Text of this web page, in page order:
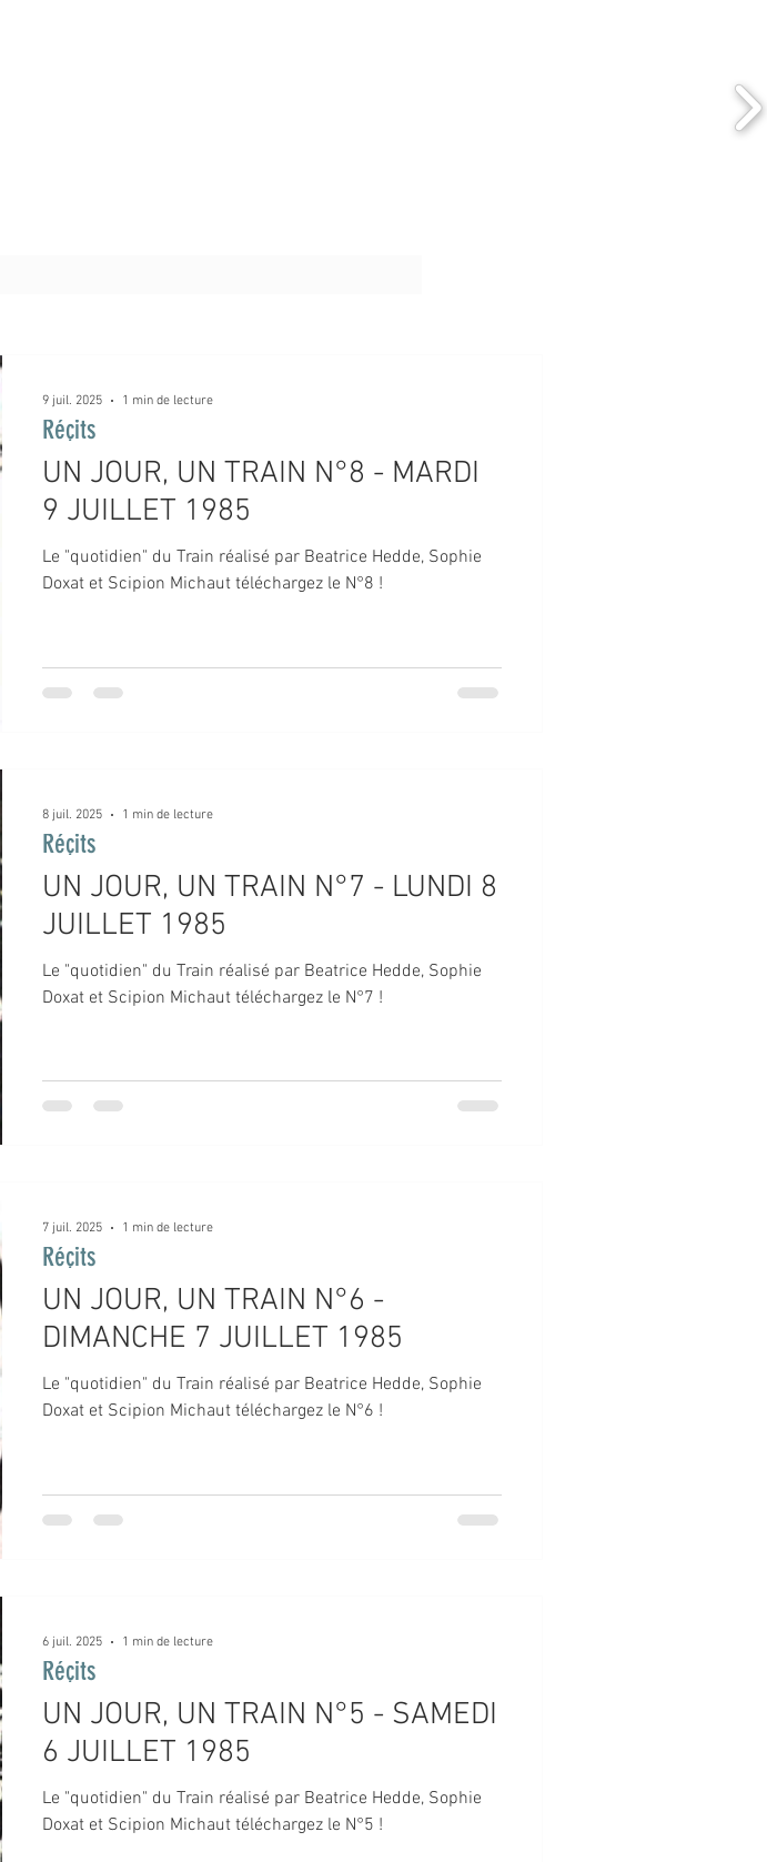
UN JOUR, UN TRAIN N°8 - MARDI
9 JUILLET 1985
Le "quotidien" du Train réalisé par Beatrice Hedde, Sophie
Doxat et Scipion Michaut téléchargez le N°8 !
Réçits
9 juil. 2025 1 min de lecture
UN JOUR, UN TRAIN N°7 - LUNDI 8
JUILLET 1985
Le "quotidien" du Train réalisé par Beatrice Hedde, Sophie
Doxat et Scipion Michaut téléchargez le N°7 !
Réçits
8 juil. 2025 1 min de lecture
UN JOUR, UN TRAIN N°6 -
DIMANCHE 7 JUILLET 1985
Le "quotidien" du Train réalisé par Beatrice Hedde, Sophie
Doxat et Scipion Michaut téléchargez le N°6 !
Réçits
7 juil. 2025 1 min de lecture
UN JOUR, UN TRAIN N°5 - SAMEDI
6 JUILLET 1985
Le "quotidien" du Train réalisé par Beatrice Hedde, Sophie
Doxat et Scipion Michaut téléchargez le N°5 !
Réçits
6 juil. 2025 1 min de lecture